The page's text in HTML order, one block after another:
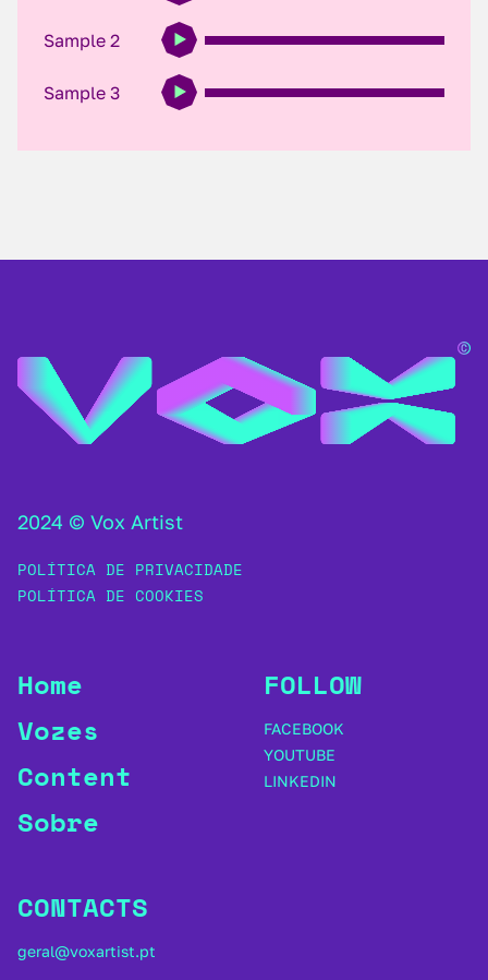
Sample 2
Sample 3
2024 © Vox Artist
POLÍTICA DE PRIVACIDADE
POLÍTICA DE COOKIES
Home
Vozes
Content
Sobre
FOLLOW
FACEBOOK
YOUTUBE
LINKEDIN
CONTACTS
geral@voxartist.pt